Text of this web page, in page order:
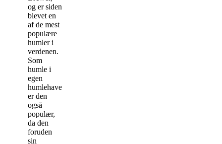
og er siden
blevet en
af de mest
populære
humler i
verdenen.
Som
humle i
egen
humlehave
er den
også
populær,
da den
foruden
sin